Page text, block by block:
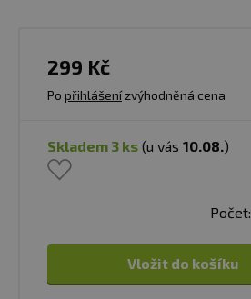
299 Kč
Po přihlášenízvýhodněná cena
skladem 3 ks (u vás 10.08.)
Počet:
Vložit do košíku